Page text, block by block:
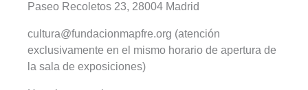
Paseo Recoletos 23, 28004 Madrid
cultura@fundacionmapfre.org (atención
exclusivamente en el mismo horario de apertura de
la sala de exposiciones)